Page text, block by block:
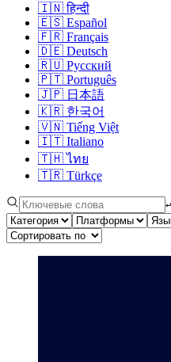
🇮🇳 हिन्दी
🇪🇸 Español
🇫🇷 Français
🇩🇪 Deutsch
🇷🇺 Русский
🇵🇹 Português
🇯🇵 日本語
🇰🇷 한국어
🇻🇳 Tiếng Việt
🇮🇹 Italiano
🇹🇭 ไทย
🇹🇷 Türkçe
↩︎